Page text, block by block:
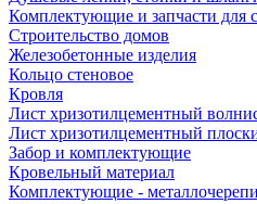
Комплектующие и запчасти для
Строительство домов
Железобетонные изделия
Кольцо стеновое
Кровля
Лист хризотилцементный
Лист хризотилцементный
Забор и комплектующие
Кровельный материал
Комплектующие -